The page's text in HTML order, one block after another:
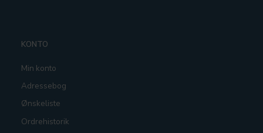
KONTO
Min konto
Adressebog
Ønskeliste
Ordrehistorik